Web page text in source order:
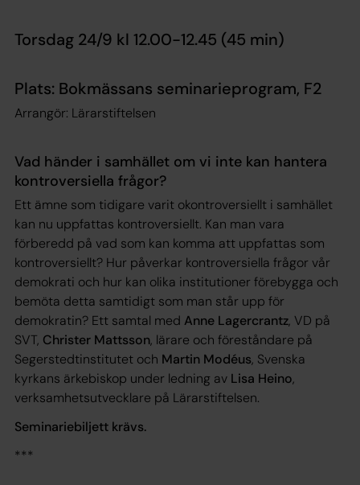
Torsdag 24/9 kl 12.00-12.45 (45 min)
Plats: Bokmässans seminarieprogram, F2
Arrangör: Lärarstiftelsen
Vad händer i samhället om vi inte kan hantera
kontroversiella frågor?
Ett ämne som tidigare varit okontroversiellt i samhället
kan nu uppfattas kontroversiellt. Kan man vara
förberedd på vad som kan komma att uppfattas som
kontroversiellt? Hur påverkar kontroversiella frågor vår
demokrati och hur kan olika institutioner förebygga och
bemöta detta samtidigt som man står upp för
demokratin? Ett samtal med Anne Lagercrantz, VD på
SVT, Christer Mattsson, lärare och föreståndare på
Segerstedtinstitutet och Martin Modéus, Svenska
kyrkans ärkebiskop under ledning av Lisa Heino,
verksamhetsutvecklare på Lärarstiftelsen.
Seminariebiljett krävs.
***